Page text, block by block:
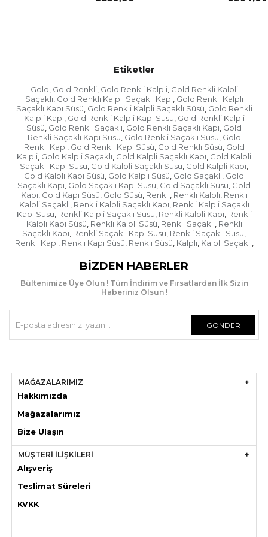
Etiketler
Gold, Gold Renkli, Gold Renkli Kalpli, Gold Renkli Kalpli
Saçaklı, Gold Renkli Kalpli Saçaklı Kapı, Gold Renkli Kalpli
Saçaklı Kapı Süsü, Gold Renkli Kalpli Saçaklı Süsü, Gold Renkli
Kalpli Kapı, Gold Renkli Kalpli Kapı Süsü, Gold Renkli Kalpli
Süsü, Gold Renkli Saçaklı, Gold Renkli Saçaklı Kapı, Gold
Renkli Saçaklı Kapı Süsü, Gold Renkli Saçaklı Süsü, Gold
Renkli Kapı, Gold Renkli Kapı Süsü, Gold Renkli Süsü, Gold
Kalpli, Gold Kalpli Saçaklı, Gold Kalpli Saçaklı Kapı, Gold Kalpli
Saçaklı Kapı Süsü, Gold Kalpli Saçaklı Süsü, Gold Kalpli Kapı,
Gold Kalpli Kapı Süsü, Gold Kalpli Süsü, Gold Saçaklı, Gold
Saçaklı Kapı, Gold Saçaklı Kapı Süsü, Gold Saçaklı Süsü, Gold
Kapı, Gold Kapı Süsü, Gold Süsü, Renkli, Renkli Kalpli, Renkli
Kalpli Saçaklı, Renkli Kalpli Saçaklı Kapı, Renkli Kalpli Saçaklı
Kapı Süsü, Renkli Kalpli Saçaklı Süsü, Renkli Kalpli Kapı, Renkli
Kalpli Kapı Süsü, Renkli Kalpli Süsü, Renkli Saçaklı, Renkli
Saçaklı Kapı, Renkli Saçaklı Kapı Süsü, Renkli Saçaklı Süsü,
Renkli Kapı, Renkli Kapı Süsü, Renkli Süsü, Kalpli, Kalpli Saçaklı,
BIZDEN HABERLER
Bültenimize Üye Olun ! Tüm İndirim ve Fırsatlardan İlk Sizin
Haberiniz Olsun !
GÖNDER
MAĞAZALARIMIZ
Hakkımızda
Mağazalarımız
Bize Ulaşın
MÜŞTERİ İLİŞKİLERİ
Alışveriş
Teslimat Süreleri
KVKK